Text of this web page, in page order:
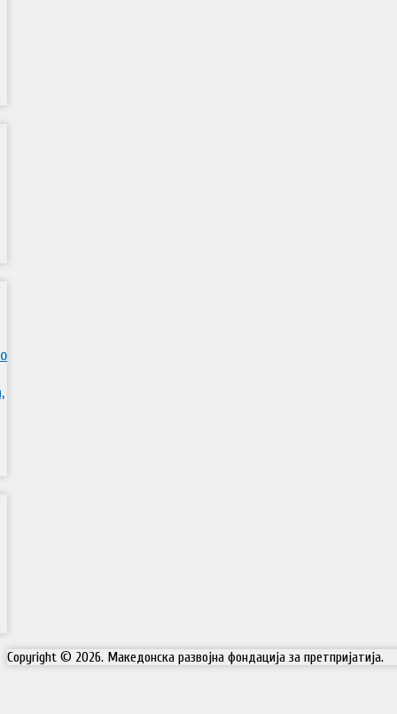
Copyright © 2026. Македонска развојна фондација за претпријатија.